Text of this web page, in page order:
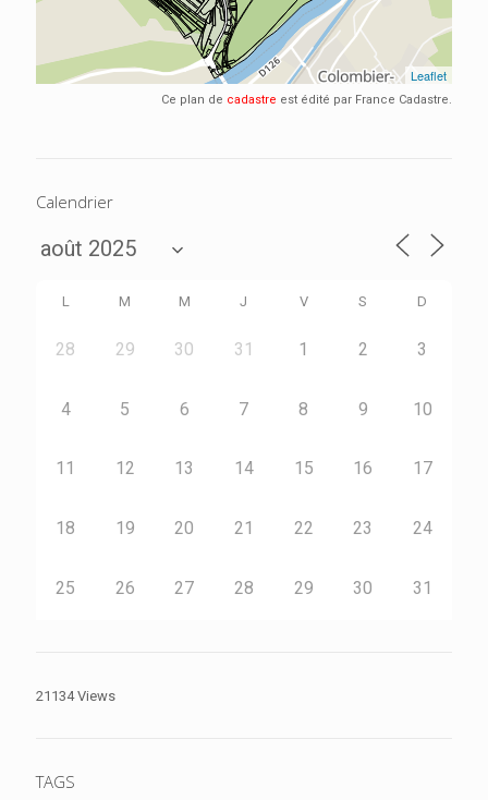
Ce plan de cadastre est édité par France Cadastre.
Calendrier
L M M J V S D
28 29 30 31 1 2 3
4 5 6 7 8 9 10
11 12 13 14 15 16 17
18 19 20 21 22 23 24
25 26 27 28 29 30 31
21134 Views
TAGS